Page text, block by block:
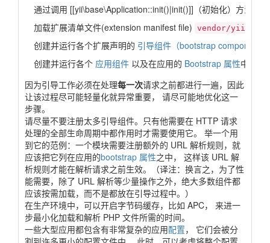
通过调用 [[yii\base\Application::init()|init()]]（初始化）方法，
加载扩展清单文件(extension manifest file) vendor/yiisoft/
创建并运行各个扩展声明的 引导组件（bootstrap components
创建并运行各个 应用组件 以及在应用的 Bootstrap 属性中声明
因为引导工作必须在处理每一次请求之前都进行一遍，因此
让该过程尽可能轻量化就异常重要， 请尽可能地优化这一
步骤。
请尽量不要注册太多引导组件。只有他需要在 HTTP 请求
处理的全部生命周期中都作用时才需要使用它。 举一个用
到它的范例：一个模块需要注册额外的 URL 解析规则，就
应该把它列在应用的bootstrap 属性之中， 这样该 URL 解
析规则才能在解析请求之前生效。（译注：换言之，为了性
能需要，除了 URL 解析等少量操作之外，绝大多数组件都
应该按需加载，而不是都放在引导过程中。）
在生产环境中，可以开启字节码缓存，比如 APC， 来进一
步最小化加载和解析 PHP 文件所需的时间。
一些大型应用都包含有非常复杂的应用配置， 它们会被分